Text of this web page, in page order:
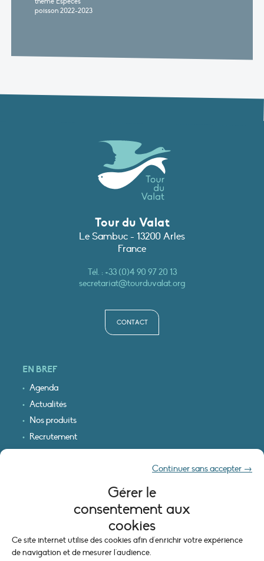
Gérer le
consentement aux
cookies
Ce site internet utilise des cookies afin d'enrichir votre expérience
de navigation et de mesurer l'audience.
Continuer sans accepter →
poisson 2022-2023
Tour du Valat
Le Sambuc - 13200 Arles
France
Tél. :+33 (0)4 90 97 20 13
secretariat@tourduvalat.org
CONTACT
EN BREF
Agenda
Actualités
Nos produits
Recrutement
INFORMATIONS LÉGALES
Mentions légales
Politique de cookies (UE)